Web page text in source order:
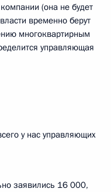
(она не будет
временно берут
многоквартирным
управляющая
у нас управляющих
заявились 16 000,